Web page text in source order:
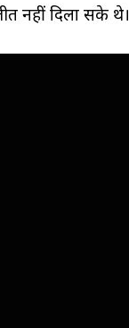
नहीं दिला सके थे।